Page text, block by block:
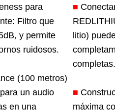
para
Filtro que
y permite
ruidosos.
(100 metros)
un audio
en una
■
litio)
completas.
■
máxima